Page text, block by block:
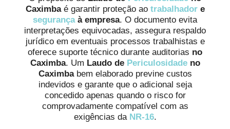
Caximbaé garantir proteção ao trabalhadore
segurançaà empresa. O documento evita
interpretações equivocadas, assegura respaldo
jurídico em eventuais processos trabalhistas e
oferece suporte técnico durante auditorias no
Caximba. Um Laudo de Periculosidade no
Caximbabem elaborado previne custos
indevidos e garante que o adicional seja
concedido apenas quando o risco for
comprovadamente compatível com as
exigências da NR-16.